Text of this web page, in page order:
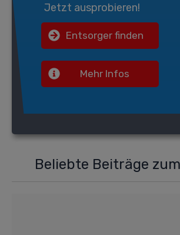
Jetzt ausprobieren!
Entsorger finden
Mehr Infos
Beliebte Beiträge